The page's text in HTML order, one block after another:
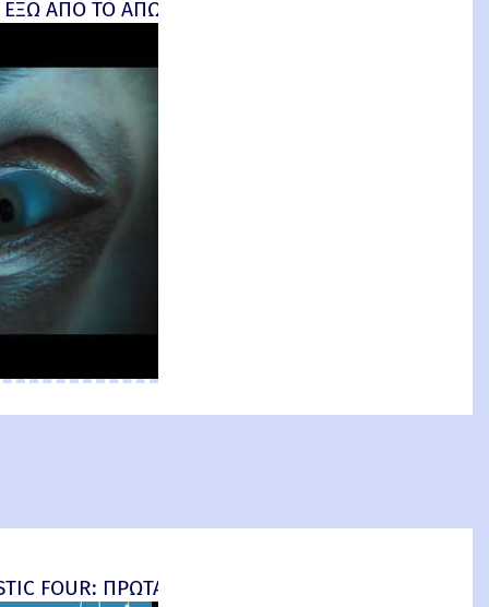
Brand New Day) Review
ΕΞΩ ΑΠΟ ΤΟ ΑΠΩΤΕΡΟ (Insidious: Out of the
Brand New Day) New Threat
FOUR: ΠΡΩΤΑ ΒΗΜΑΤΑ - final